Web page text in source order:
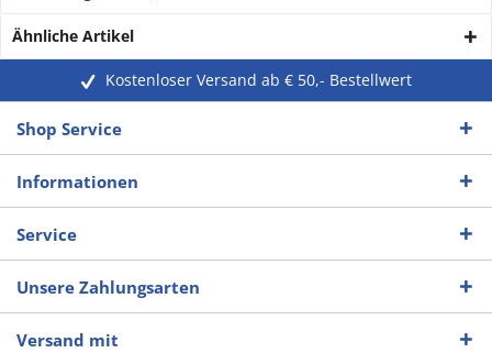
Ähnliche Artikel
Kostenloser Versand ab € 50,- Bestellwert
Shop Service
Informationen
Service
Unsere Zahlungsarten
Versand mit